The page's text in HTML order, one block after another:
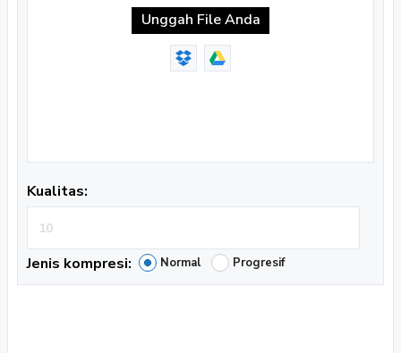
Unggah File Anda
Kualitas:
Jenis kompresi: Normal Progresif